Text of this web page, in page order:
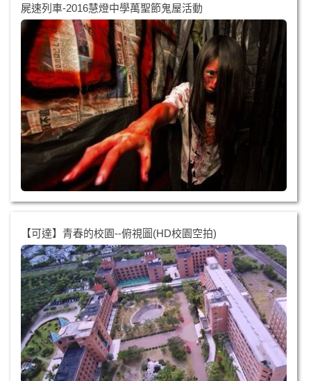
屍速列車-2016慧燈中學萬聖節鬼屋活動
【可達】青春的校園--俯視圖(HD校園空拍)